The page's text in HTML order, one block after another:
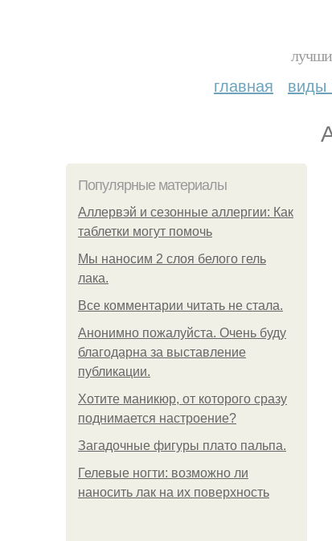
главная виды
Популярные материалы
Аллервэй и сезонные аллергии: Как
таблетки могут помочь
Мы наносим 2 слоя белого гель
лака.
Все комментарии читать не стала.
Анонимно пожалуйста. Очень буду
благодарна за выставление
публикации.
Хотите маникюр, от которого сразу
поднимается настроение?
Загадочные фигуры плато пальпа.
Гелевые ногти: возможно ли
наносить лак на их поверхность